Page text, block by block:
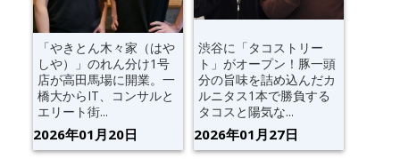
「やきとん木々家（はや
しや）」のれん分け1号
店が高田馬場に開業。一
橋大からIT、コンサルと
エリート街...
2026年01月20日
渋谷に「タコストリー
ト」がオープン！豚一頭
分の旨味を詰め込んだカ
ルニタス1本で勝負する
タコスと陽気な...
2026年01月27日